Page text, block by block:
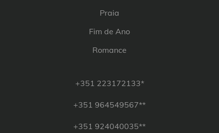
Praia
Fim de Ano
Romance
+351 223172133*
+351 964549567**
+351 924040035**